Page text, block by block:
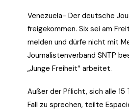
Venezuela- Der deutsche
freigekommen. Six sei am
melden und dürfe nicht mit
Journalistenverband SNTP
„Junge Freiheit“ arbeitet.
Außer der Pflicht, sich alle 15
Fall zu sprechen, teilte